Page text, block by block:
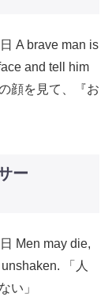
A brave man is
and tell him
顔を見て、『お
ー
Men may die,
「人
い」